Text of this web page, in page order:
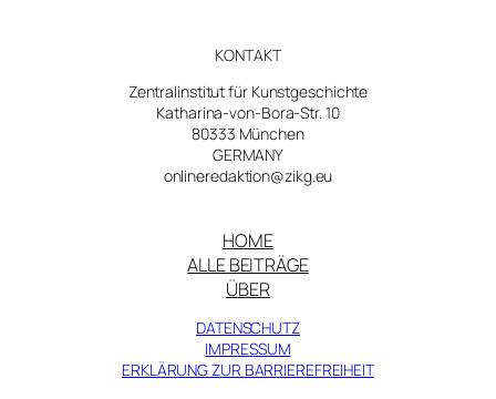
KONTAKT
Zentralinstitut für Kunstgeschichte
Katharina-von-Bora-Str. 10
80333 München
GERMANY
onlineredaktion@zikg.eu
HOME
ALLE BEITRÄGE
ÜBER
DATENSCHUTZ
IMPRESSUM
ERKLÄRUNG ZUR BARRIEREFREIHEIT